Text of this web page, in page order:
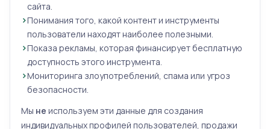
сайта.
Понимания того, какой контент и инструменты
пользователи находят наиболее полезными.
Показа рекламы, которая финансирует бесплатную
доступность этого инструмента.
Мониторинга злоупотреблений, спама или угроз
безопасности.
Мы не используем эти данные для создания
индивидуальных профилей пользователей, продажи